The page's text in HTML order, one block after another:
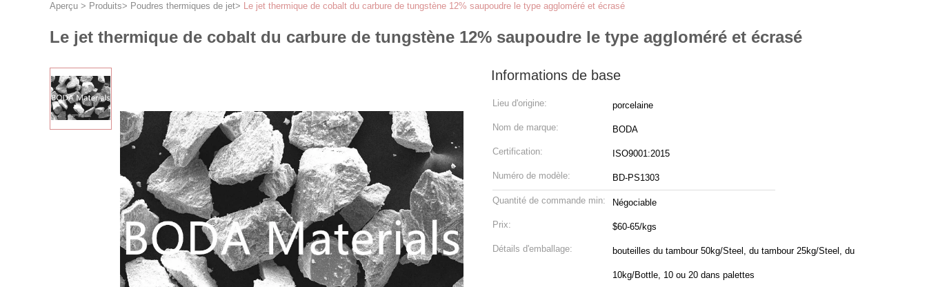
Aperçu > Produits> Poudres thermiques de jet> Le jet thermique de cobalt du carbure de tungstène 12% saupoudre le type aggloméré et écrasé
Le jet thermique de cobalt du carbure de tungstène 12% saupoudre le type aggloméré et écrasé
Informations de base
Lieu d'origine: porcelaine
Nom de marque: BODA
Certification: ISO9001:2015
Numéro de modèle: BD-PS1303
Quantité de commande min: Négociable
Prix: $60-65/kgs
Détails d'emballage: bouteilles du tambour 50kg/Steel, du tambour 25kg/Steel, du
10kg/Bottle, 10 ou 20 dans palettes